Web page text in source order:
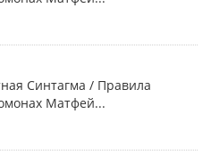
Синтагма / Правила
Матфей...